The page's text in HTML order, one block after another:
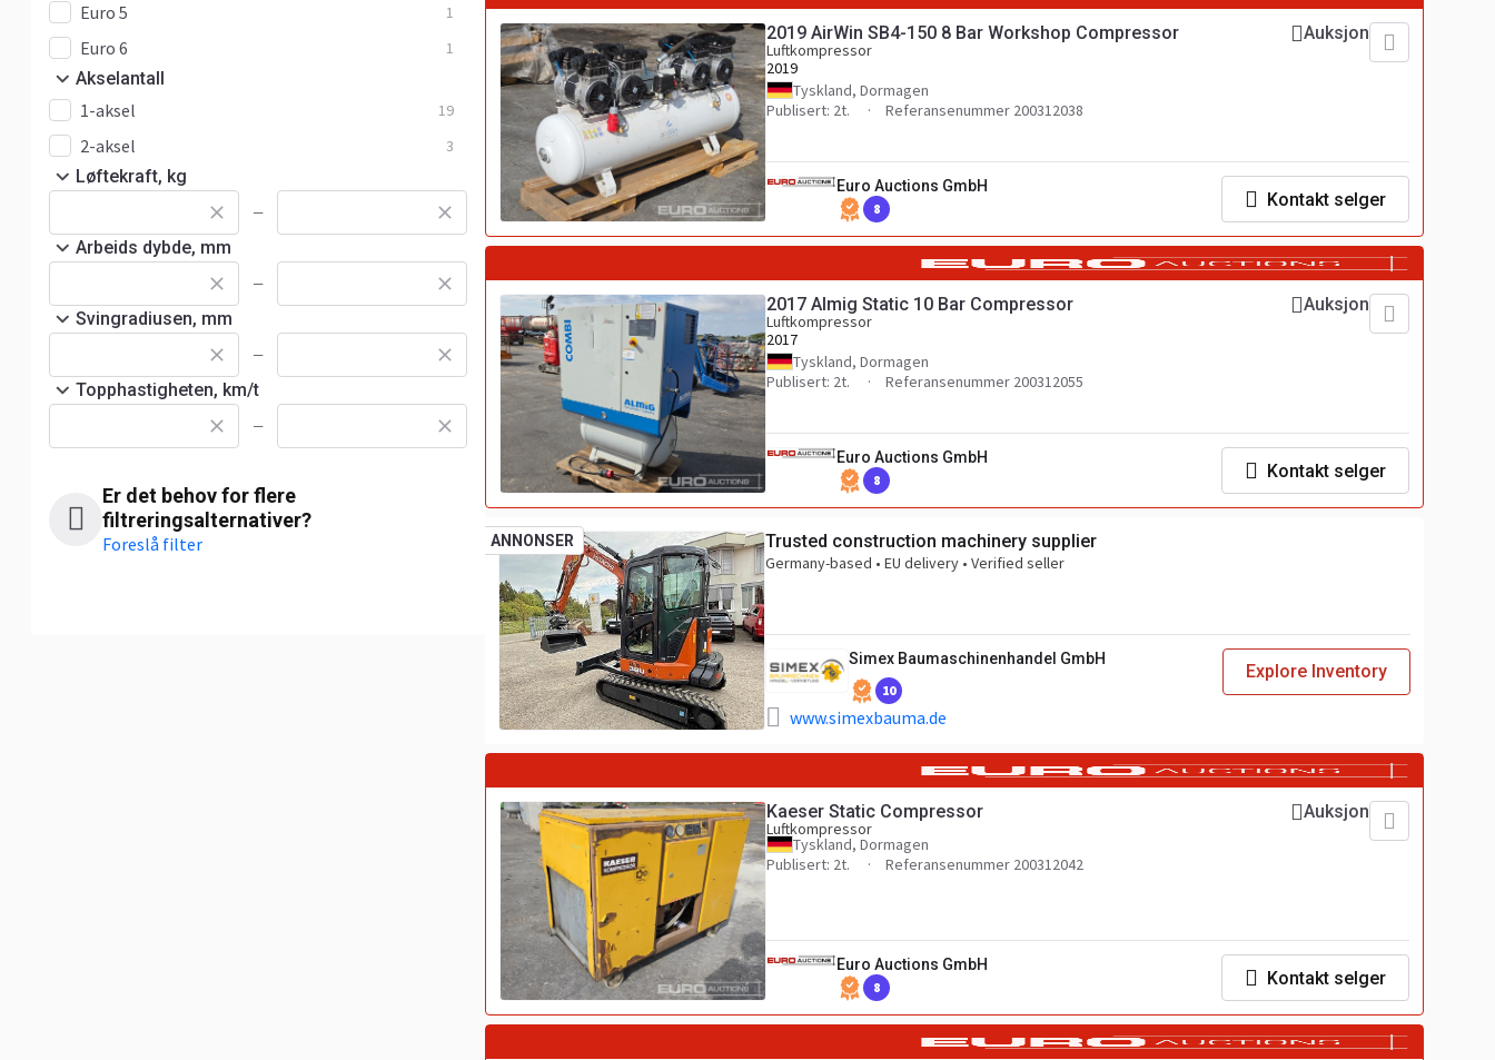
Euro 5 1
Euro 6 1
Akselantall
1-aksel 19
2-aksel 3
Løftekraft, kg
—
Arbeids dybde, mm
—
Svingradiusen, mm
—
Topphastigheten, km/t
—
Er det behov for flere
filtreringsalternativer?
Foreslå filter
2019 AirWin SB4-150 8 Bar Workshop Compressor
Luftkompressor
2019
Tyskland, Dormagen
Publisert: 2t.
Referansenummer 200312038
Auksjon
Euro Auctions GmbH
8 Kontakt selger
2017 Almig Static 10 Bar Compressor
Luftkompressor
2017
Tyskland, Dormagen
Publisert: 2t.
Referansenummer 200312055
Auksjon
Euro Auctions GmbH
8 Kontakt selger
ANNONSER Trusted construction machinery supplier
Germany-based • EU delivery • Verified seller
Simex Baumaschinenhandel GmbH
10
www.simexbauma.de
Explore Inventory
Kaeser Static Compressor
Luftkompressor
Tyskland, Dormagen
Publisert: 2t.
Referansenummer 200312042
Auksjon
Euro Auctions GmbH
8 Kontakt selger